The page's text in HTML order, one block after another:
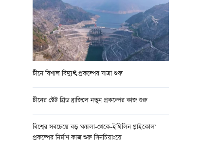
চীনে বিশাল বিদ্যুৎ প্রকল্পের যাত্রা শুরু
চীনের স্টেট গ্রিড ব্রাজিলে নতুন প্রকল্পের কাজ শুরু
বিশ্বের সবচেয়ে বড় 'কয়লা-থেকে-ইথিলিন গ্লাইকোল'
প্রকল্পের নির্মাণ কাজ শুরু সিনচিয়াংয়ে